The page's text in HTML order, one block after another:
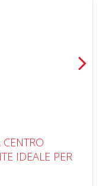
IDEALE PER